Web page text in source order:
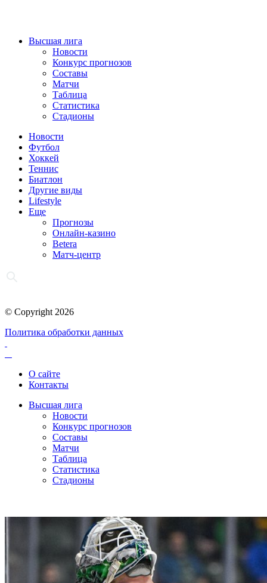
Высшая лига
Новости
Конкурс прогнозов
Составы
Матчи
Таблица
Статистика
Стадионы
Новости
Футбол
Хоккей
Теннис
Биатлон
Другие виды
Lifestyle
Еще
Прогнозы
Онлайн-казино
Betera
Матч-центр
© Copyright 2026
Политика обработки данных
О сайте
Контакты
Высшая лига
Новости
Конкурс прогнозов
Составы
Матчи
Таблица
Статистика
Стадионы